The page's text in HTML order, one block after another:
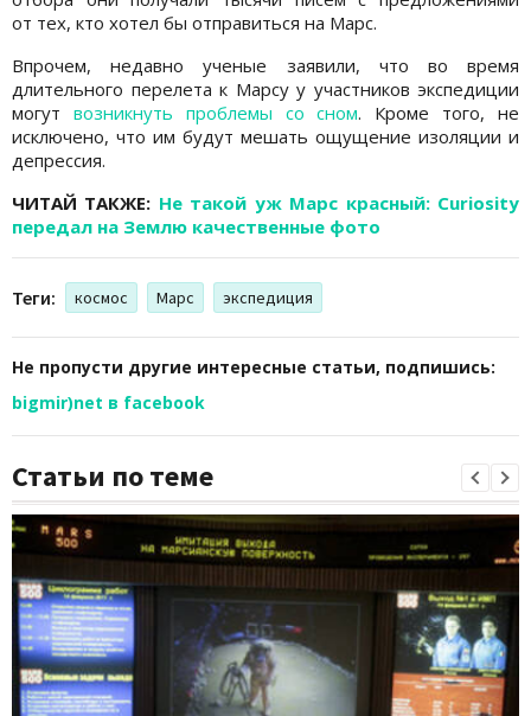
от тех, кто хотел бы отправиться на Марс.
Впрочем, недавно ученые заявили, что во время
длительного перелета к Марсу у участников экспедиции
могут возникнуть проблемы со сном. Кроме того, не
исключено, что им будут мешать ощущение изоляции и
депрессия.
ЧИТАЙ ТАКЖЕ: Не такой уж Марс красный: Curiosity
передал на Землю качественные фото
Теги: космос Марс экспедиция
Не пропусти другие интересные статьи, подпишись:
bigmir)net в facebook
Статьи по теме